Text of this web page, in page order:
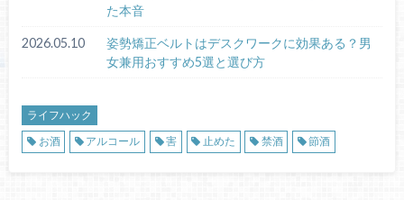
た本音
2026.05.10
姿勢矯正ベルトはデスクワークに効果ある？男
女兼用おすすめ5選と選び方
ライフハック
お酒
アルコール 害 止めた 禁酒 節酒